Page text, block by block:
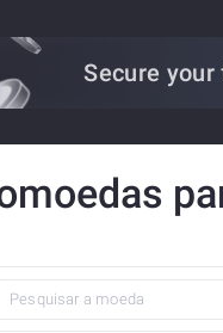
Secure your